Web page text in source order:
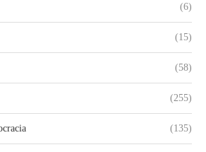
(6)
(15)
(58)
(255)
(135)